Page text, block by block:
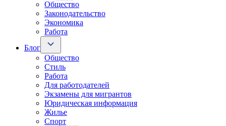
Общество
Законодательство
Экономика
Работа
Блог
Общество
Стиль
Работа
Для работодателей
Экзамены для мигрантов
Юридическая информация
Жилье
Спорт